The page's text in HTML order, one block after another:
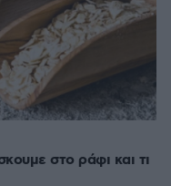
στο ράφι και τι